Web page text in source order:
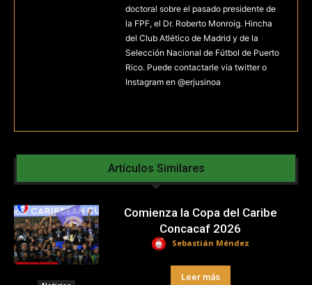
doctoral sobre el pasado presidente de
la FPF, el Dr. Roberto Monroig. Hincha
del Club Atlético de Madrid y de la
Selección Nacional de Fútbol de Puerto
Rico. Puede contactarle via twitter o
Instagram en @erjusinoa
Artículos Similares
Comienza la Copa del Caribe
Concacaf 2026
Sebastián Méndez
Leer más